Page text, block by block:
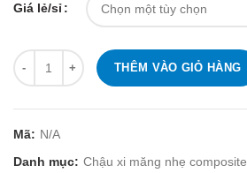
Giá lẻ/sỉ
Số lượng
THÊM VÀO GIỎ HÀNG
Mã: N/A
Danh mục: Chậu xi măng nhẹ composite